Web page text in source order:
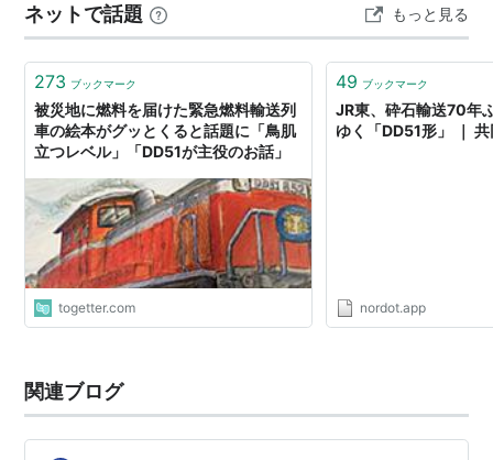
ネットで話題 もっと見る
273 ブックマーク
被災地に燃料を届けた緊急燃料輸送列
車の絵本がグッとくると話題に「鳥肌
立つレベル」「DD51が主役のお話」
togetter.com
49 ブックマーク
JR東、砕石輸送70
ゆく「DD51形」 ｜
nordot.app
関連ブログ